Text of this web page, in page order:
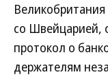
со Швейцарией,
протокол о
держателям